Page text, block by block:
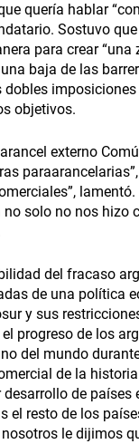
quería hablar
Sostuvo
para crear “una
baja de las
objetivos.
externo
solo no nos hizo
del fracaso
de una política
y sus
progreso de los
del mundo
de la
de países
el resto de los
le dijimos